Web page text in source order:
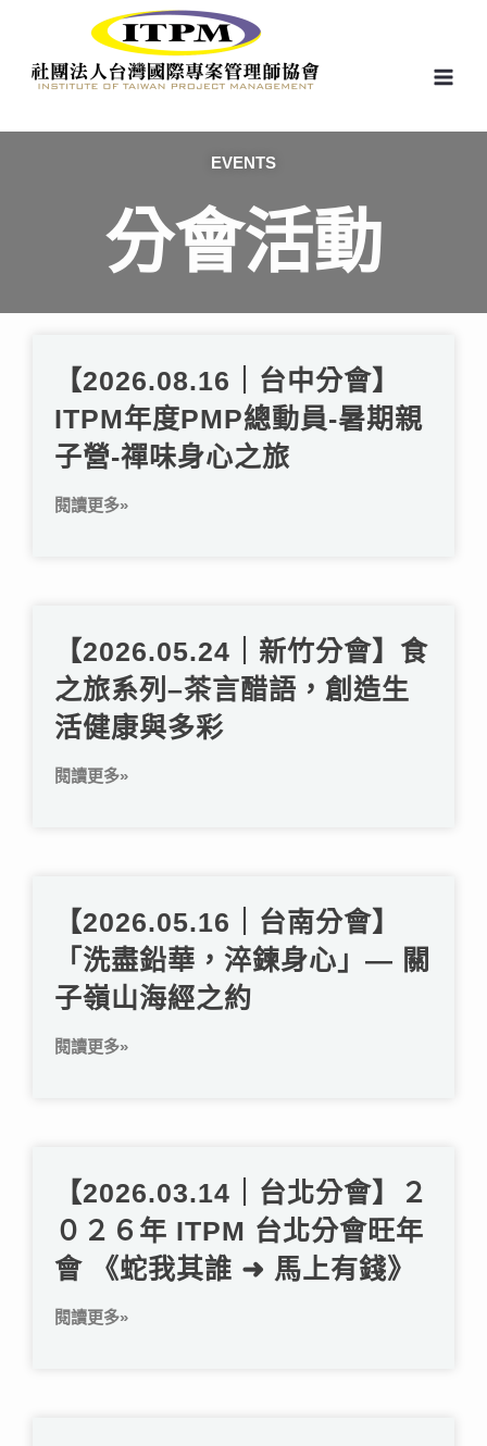
EVENTS
分會活動
【2026.08.16｜台中分會】
ITPM年度PMP總動員-暑期親
子營-禪味身心之旅
閱讀更多»
【2026.05.24｜新竹分會】食
之旅系列–茶言醋語，創造生
活健康與多彩
閱讀更多»
【2026.05.16｜台南分會】
「洗盡鉛華，淬鍊身心」— 關
子嶺山海經之約
閱讀更多»
【2026.03.14｜台北分會】２
０２６年 ITPM 台北分會旺年
會 《蛇我其誰 ➜ 馬上有錢》
閱讀更多»
面
面
面